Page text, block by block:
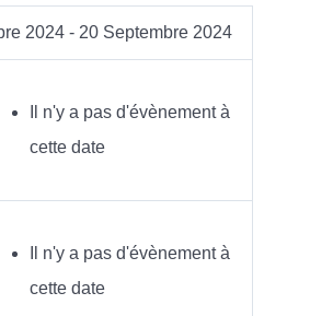
2024 - 20 Septembre 2024
Il n'y a pas d'évènement à
cette date
Il n'y a pas d'évènement à
cette date